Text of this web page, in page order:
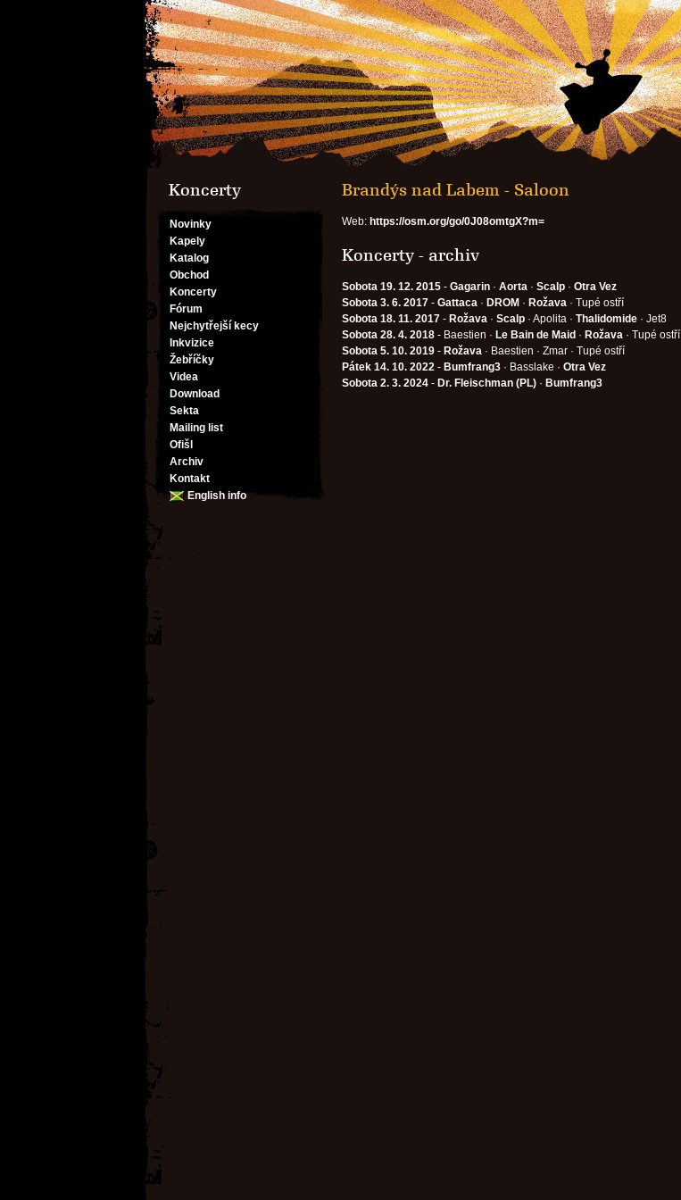
Koncerty
Novinky
Kapely
Katalog
Obchod
Koncerty
Fórum
Nejchytřejší kecy
Inkvizice
Žebříčky
Videa
Download
Sekta
Mailing list
Ofišl
Archiv
Kontakt
English info
Brandýs nad Labem - Saloon
Web: https://osm.org/go/0J08omtgX?m=
Koncerty - archiv
Sobota 19. 12. 2015 - Gagarin · Aorta · Scalp · Otra Vez
Sobota 3. 6. 2017 - Gattaca · DROM · Rožava · Tupé ostří
Sobota 18. 11. 2017 - Rožava · Scalp · Apolita · Thalidomide · Jet8
Sobota 28. 4. 2018 - Baestien · Le Bain de Maid · Rožava · Tupé ostří
Sobota 5. 10. 2019 - Rožava · Baestien · Zmar · Tupé ostří
Pátek 14. 10. 2022 - Bumfrang3 · Basslake · Otra Vez
Sobota 2. 3. 2024 - Dr. Fleischman (PL) · Bumfrang3